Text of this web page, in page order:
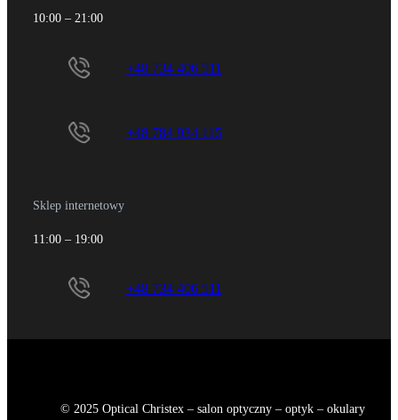
10:00 – 21:00
+48 734 406 511
+48 784 934 115
Sklep internetowy
11:00 – 19:00
+48 734 406 511
© 2025 Optical Christex – salon optyczny – optyk – okulary